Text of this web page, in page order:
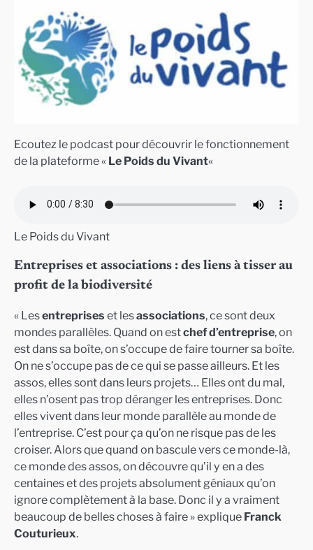
Ecoutez le podcast pour découvrir le fonctionnement
de la plateforme « Le Poids du Vivant«
Le Poids du Vivant
Entreprises et associations : des liens à tisser au
profit de la biodiversité
« Lesentreprises et lesassociations, ce sont deux
mondes parallèles. Quand on estchef d’entreprise, on
est dans sa boîte, on s’occupe de faire tourner sa boîte.
On ne s’occupe pas de ce qui se passe ailleurs. Et les
assos, elles sont dans leurs projets… Elles ont du mal,
elles n’osent pas trop déranger les entreprises. Donc
elles vivent dans leur monde parallèle au monde de
l’entreprise. C’est pour ça qu’on ne risque pas de les
croiser. Alors que quand on bascule vers ce monde-là,
ce monde des assos, on découvre qu’il y en a des
centaines et des projets absolument géniaux qu’on
ignore complètement à la base. Donc il y a vraiment
beaucoup de belles choses à faire » explique Franck
Couturieux.